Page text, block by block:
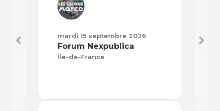
mardi 15 septembre 2026
Forum Nexpublica
Île-de-France